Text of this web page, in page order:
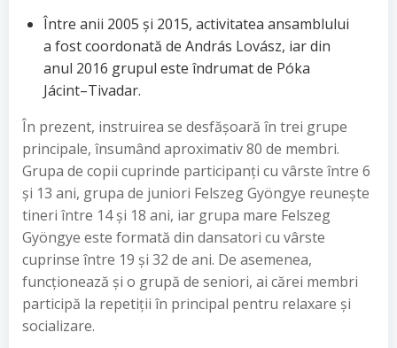
Între anii 2005 și 2015, activitatea ansamblului
a fost coordonată de András Lovász, iar din
anul 2016 grupul este îndrumat de Póka
Jácint–Tivadar.
În prezent, instruirea se desfășoară în trei grupe
principale, însumând aproximativ 80 de membri.
Grupa de copii cuprinde participanți cu vârste între 6
și 13 ani, grupa de juniori Felszeg Gyöngye reunește
tineri între 14 și 18 ani, iar grupa mare Felszeg
Gyöngye este formată din dansatori cu vârste
cuprinse între 19 și 32 de ani. De asemenea,
funcționează și o grupă de seniori, ai cărei membri
participă la repetiții în principal pentru relaxare și
socializare.